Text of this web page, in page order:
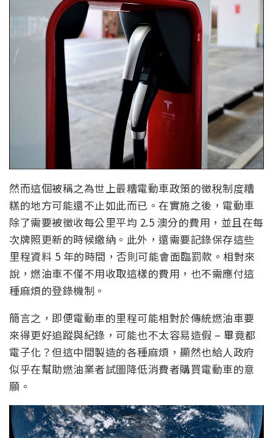
然而這個被稱之為世上最糟電動車政策的徵稅制度糟
糕的地方可能還不止如此而已。在實施之後，電動車
除了需要被徵收每公里平均 2.5 澳分的費用，並且在每
次牌照更新的時候繳納。此外，還需要記錄保存這些
里程資料 5 年的時間，否則可能會面臨罰款。相對來
說，燃油車不僅不用收取這樣的費用，也不需應付這
種麻煩的登錄機制。
簡言之，即便電動車的里程可能相對於傳統燃油車要
來得更好追蹤與紀錄，可能也不太容易造假 – 畢竟都
電子化？但這中間製造的各種麻煩，顯然也給人政府
似乎在幫助燃油業者試圖降低消費者購買電動車的意
願。